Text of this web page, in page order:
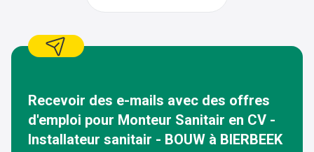
Recevoir des e-mails avec des offres
d'emploi pour Monteur Sanitair en CV -
Installateur sanitair - BOUW à BIERBEEK